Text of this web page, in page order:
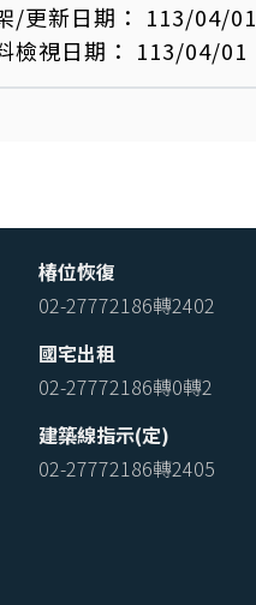
/更新日期： 113/04/01
檢視日期： 113/04/01
椿位恢復
02-27772186轉2402
國宅出租
02-27772186轉0轉2
建築線指示(定)
02-27772186轉2405